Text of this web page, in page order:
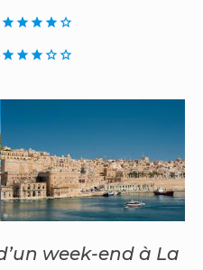
star star star star star_border
star star star star_border star_border
week-end à La